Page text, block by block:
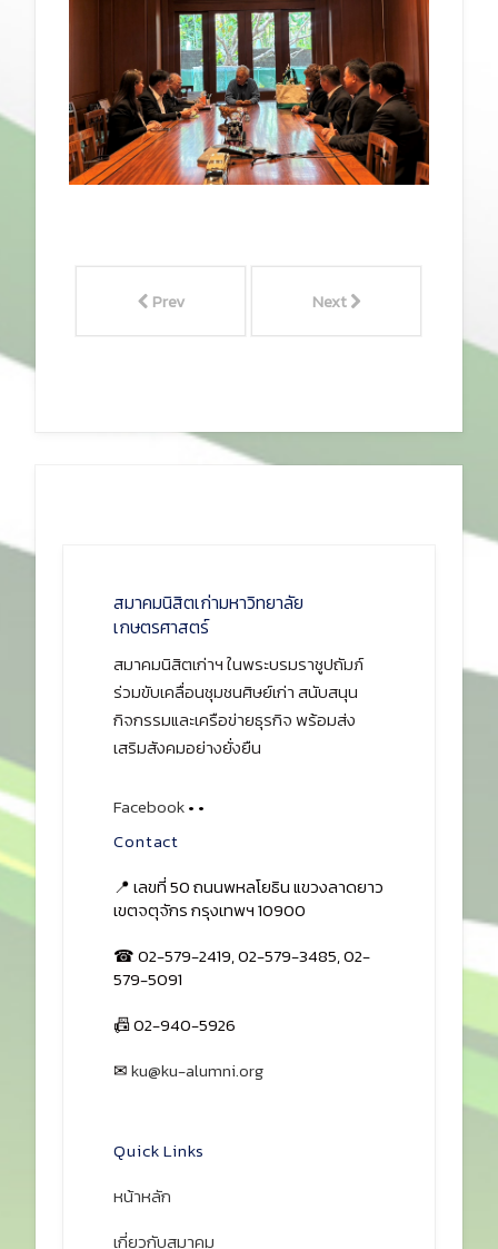
Prev Next
สมาคมนิสิตเก่ามหาวิทยาลัย
เกษตรศาสตร์
สมาคมนิสิตเก่าฯ ในพระบรมราชูปถัมภ์
ร่วมขับเคลื่อนชุมชนศิษย์เก่า สนับสนุน
กิจกรรมและเครือข่ายธุรกิจ พร้อมส่ง
เสริมสังคมอย่างยั่งยืน
Facebook• •
Contact
📍 เลขที่ 50 ถนนพหลโยธิน แขวงลาดยาว
เขตจตุจักร กรุงเทพฯ 10900
☎ 02-579-2419, 02-579-3485, 02-
579-5091
📠 02-940-5926
✉ku@ku-alumni.org
Quick Links
หน้าหลัก
เกี่ยวกับสมาคม